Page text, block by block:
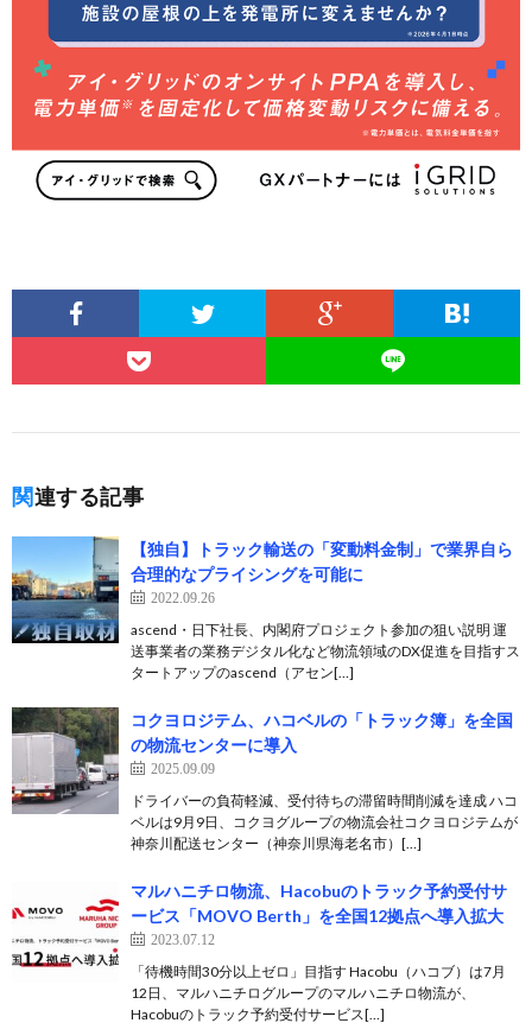
関連する記事
【独自】トラック輸送の「変動料金制」で業界自ら
合理的なプライシングを可能に
2022.09.26
ascend・日下社長、内閣府プロジェクト参加の狙い説明 運
送事業者の業務デジタル化など物流領域のDX促進を目指すス
タートアップのascend（アセン[…]
コクヨロジテム、ハコベルの「トラック簿」を全国
の物流センターに導入
2025.09.09
ドライバーの負荷軽減、受付待ちの滞留時間削減を達成 ハコ
ベルは9月9日、コクヨグループの物流会社コクヨロジテムが
神奈川配送センター（神奈川県海老名市）[…]
マルハニチロ物流、Hacobuのトラック予約受付サ
ービス「MOVO Berth」を全国12拠点へ導入拡大
2023.07.12
「待機時間30分以上ゼロ」目指す Hacobu（ハコブ）は7月
12日、マルハニチログループのマルハニチロ物流が、
Hacobuのトラック予約受付サービス[…]